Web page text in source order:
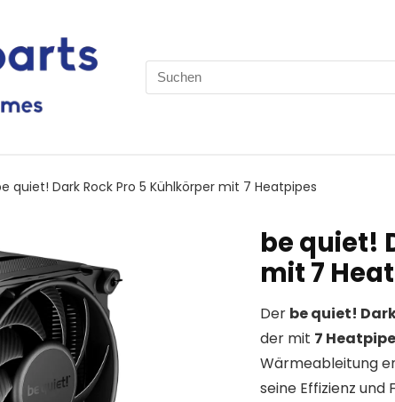
Search
for:
quiet! Dark Rock Pro 5 Kühlkörper mit 7 Heatpipes
be quiet!
mit 7
Der be quiet!
der mit 7
Wärmeableitung
seine Effizienz